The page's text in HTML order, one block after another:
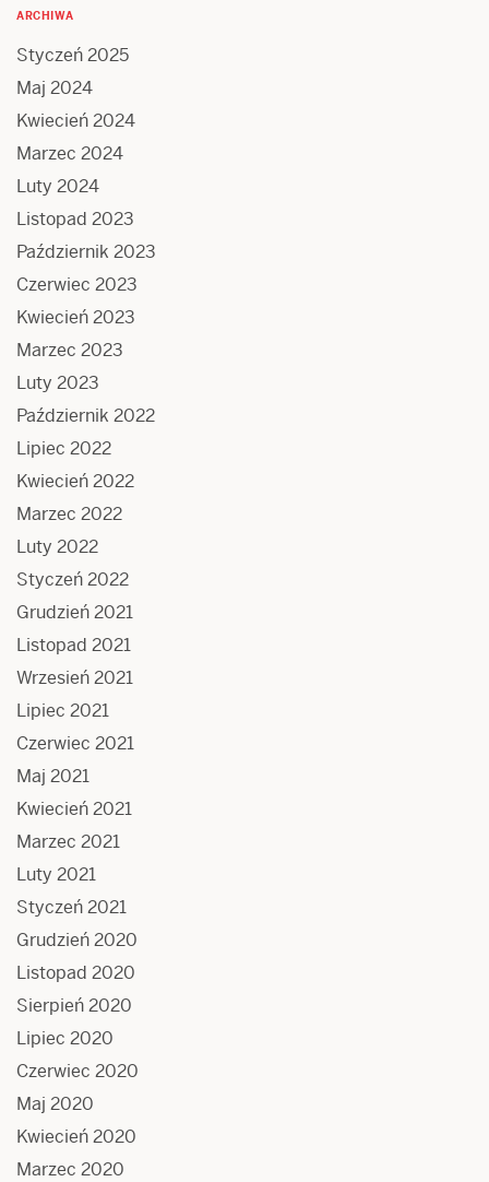
ARCHIWA
Styczeń 2025
Maj 2024
Kwiecień 2024
Marzec 2024
Luty 2024
Listopad 2023
Październik 2023
Czerwiec 2023
Kwiecień 2023
Marzec 2023
Luty 2023
Październik 2022
Lipiec 2022
Kwiecień 2022
Marzec 2022
Luty 2022
Styczeń 2022
Grudzień 2021
Listopad 2021
Wrzesień 2021
Lipiec 2021
Czerwiec 2021
Maj 2021
Kwiecień 2021
Marzec 2021
Luty 2021
Styczeń 2021
Grudzień 2020
Listopad 2020
Sierpień 2020
Lipiec 2020
Czerwiec 2020
Maj 2020
Kwiecień 2020
Marzec 2020